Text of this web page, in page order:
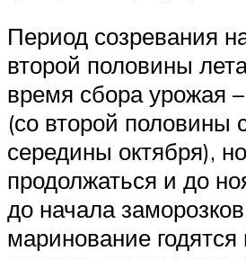
Период созревания
второй половины
время сбора урожая
(со второй половины
середины октября),
продолжаться и до
до начала
маринование